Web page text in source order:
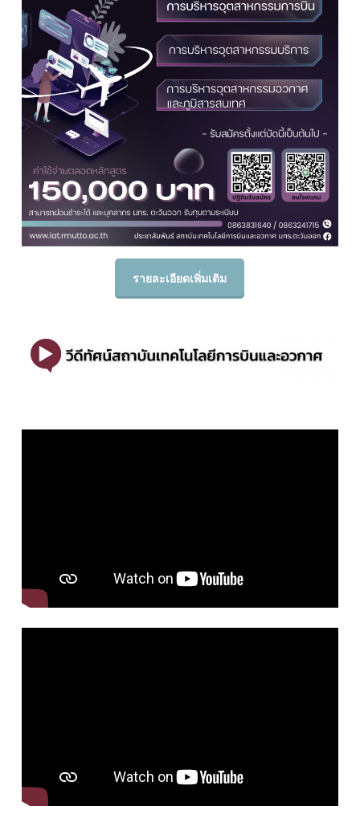
รายละเอียดเพิ่มเติม